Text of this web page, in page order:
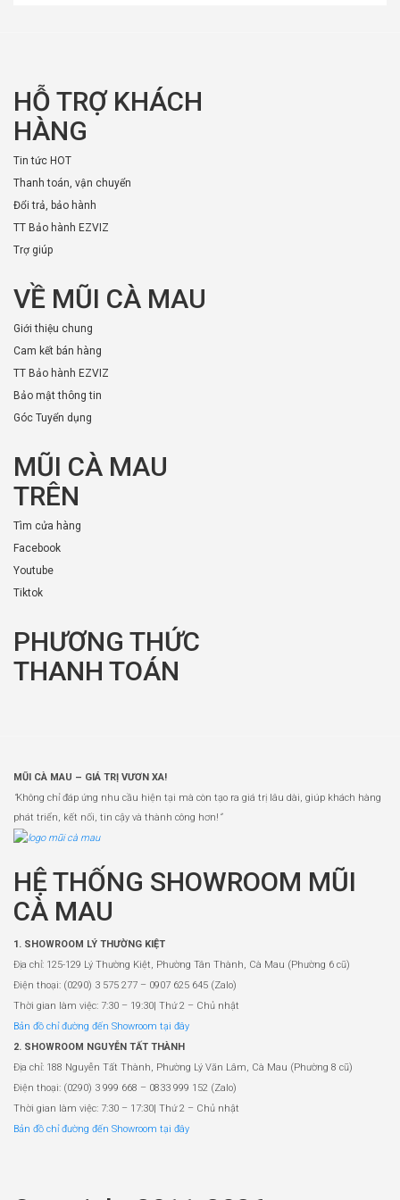
phẩm không chỉ giúp tối ưu hóa quy trình
đóng gói, giao hàng mà còn góp phần nâng
cao hiệu quả kinh doanh.
HỖ TRỢ KHÁCH
HÀNG
Tin tức HOT
Thanh toán, vận chuyển
Đổi trả, bảo hành
TT Bảo hành EZVIZ
Trợ giúp
VỀ MŨI CÀ MAU
Giới thiệu chung
Cam kết bán hàng
TT Bảo hành EZVIZ
Bảo mật thông tin
Góc Tuyển dụng
MŨI CÀ MAU
TRÊN
Tìm cửa hàng
Facebook
Youtube
Tiktok
PHƯƠNG THỨC
THANH TOÁN
MŨI CÀ MAU – GIÁ TRỊ VƯƠN XA!
“Không chỉ đáp ứng nhu cầu hiện tại mà còn tạo ra giá trị lâu dài, giúp khách hàng
phát triển, kết nối, tin cậy và thành công hơn! ”
HỆ THỐNG SHOWROOM MŨI
CÀ MAU
1. SHOWROOM LÝ THƯỜNG KIỆT
Địa chỉ: 125-129 Lý Thường Kiệt, Phường Tân Thành, Cà Mau (Phường 6 cũ)
Điện thoại: (0290) 3 575 277 – 0907 625 645 (Zalo)
Thời gian làm việc: 7:30 – 19:30| Thứ 2 – Chủ nhật
Bản đồ chỉ đường đến Showroom tại đây
2. SHOWROOM NGUYỄN TẤT THÀNH
Địa chỉ: 188 Nguyễn Tất Thành, Phường Lý Văn Lâm, Cà Mau (Phường 8 cũ)
Điện thoại: (0290) 3 999 668 – 0833 999 152 (Zalo)
Thời gian làm việc: 7:30 – 17:30| Thứ 2 – Chủ nhật
Bản đồ chỉ đường đến Showroom tại đây